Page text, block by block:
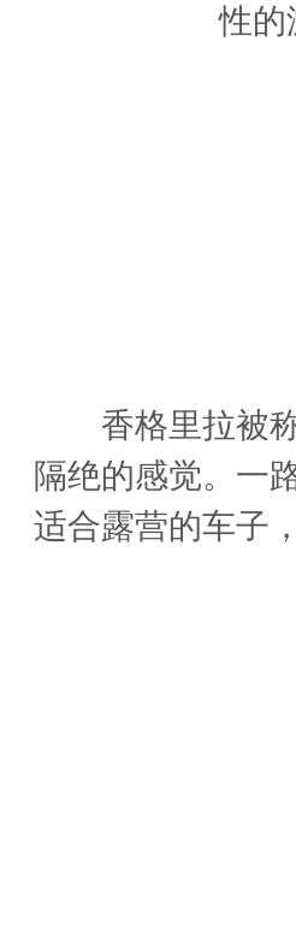
性的
香格里拉被称
隔绝的感觉。一
适合露营的车子